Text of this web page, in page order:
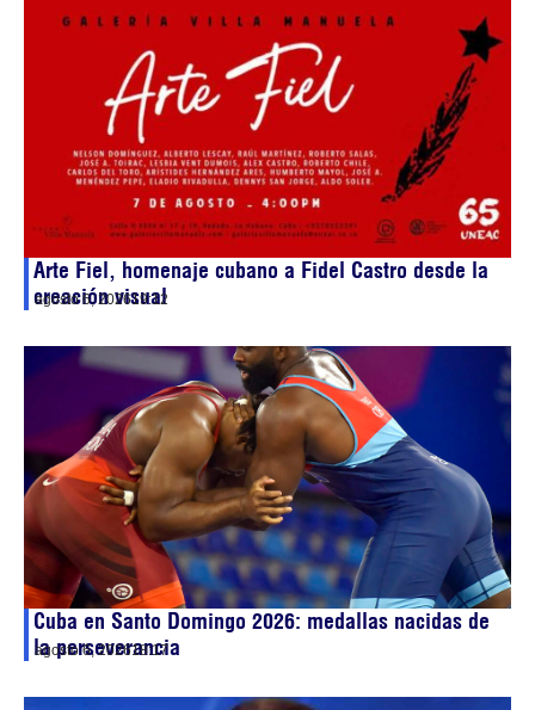
Arte Fiel, homenaje cubano a Fidel Castro desde la
creación visual
agosto 6, 202619:12
Cuba en Santo Domingo 2026: medallas nacidas de
la perseverancia
agosto 6, 202618:17